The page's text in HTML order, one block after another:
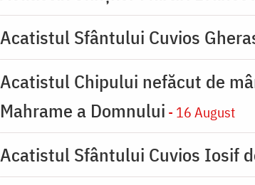
Acatistul Sfântului Cuvios
Acatistul Chipului nefăcut de
Mahrame a Domnului - 16 August
Acatistul Sfântului Cuvios Iosif